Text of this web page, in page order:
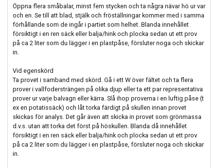
Öppna flera småbalar, minst fem stycken och ta några nävar hö ur var
och en. Se till att blad, stjälk och fröställningar kommer med i samma
förhållande som de ingår i partiet som helhet. Blanda innehållet
försiktigt i en ren säck eller balja/hink och plocka sedan ut ett prov
på ca 2 liter som du lägger i en plastpåse, försluter noga och skickar
in.
Vid egenskörd
Ta provet i samband med skörd. Gå i ett W över fältet och ta flera
prover i vallfodersträngen på olika djup eller ta ett par representativa
prover ur varje balvagn eller kärra. Slå ihop proverna i en luftig påse (t
ex en potatissäck) och låt torka färdigt på skullen innan provet
skickas för analys. Det går även att skicka in provet som grönmassa
d.v.s. utan att torka det först på höskullen. Blanda då innehållet
försiktigt i en ren säck eller balja/hink och plocka sedan ut ett prov
på ca 2 liter som du lägger i en plastpåse, försluter noga och skickar
in.